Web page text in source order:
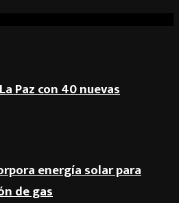
Paz con 40 nuevas
energía solar para
de gas